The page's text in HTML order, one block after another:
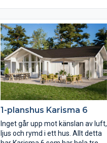
sida skapas ett hem i harmoni.
Och genom smarta lösningar och
fullt utnyttjande av ytan blir
vardagen i Karisma 4 roligare,
enklare och mer
kostnadseffektiv.
1-planshus Karisma 6
Inget går upp mot känslan av luft,
ljus och rymd i ett hus. Allt detta